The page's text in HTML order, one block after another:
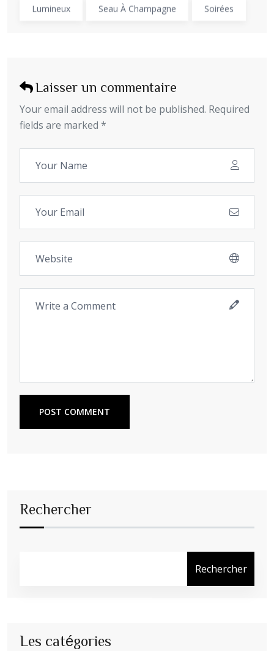
Lumineux Seau À Champagne Soirées
Laisser un commentaire
Your email address will not be published. Required
fields are marked *
POST COMMENT
Rechercher
Rechercher
Les catégories